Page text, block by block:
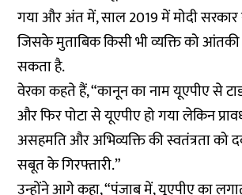
गया और अंत में, साल 2019 में मोदी
जिसके मुताबिक किसी भी व्यक्ति को आंतकी
सकता है.
वेरका कहते हैं, “कानून का नाम यूएपीए से
और फिर पोटा से यूएपीए हो गया लेकिन
असहमति और अभिव्यक्ति की स्वतंत्रता को
सबूत के गिरफ्तारी.”
उन्होंने आगे कहा, “पंजाब में, यूएपीए का